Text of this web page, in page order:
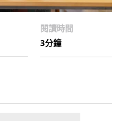
閱讀時間
3分鐘